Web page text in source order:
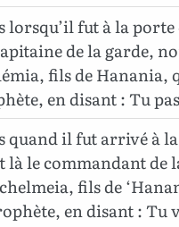
lorsqu’il fut à la
de la garde,
fils de Hanania,
en disant : Tu
quand il fut arrivé à
là le commandant
fils de
en disant : Tu